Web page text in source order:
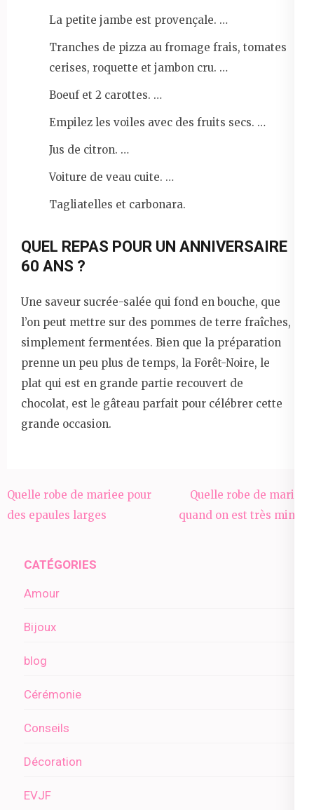
La petite jambe est provençale. …
Tranches de pizza au fromage frais, tomates
cerises, roquette et jambon cru. …
Boeuf et 2 carottes. …
Empilez les voiles avec des fruits secs. …
Jus de citron. …
Voiture de veau cuite. …
Tagliatelles et carbonara.
QUEL REPAS POUR UN ANNIVERSAIRE
60 ANS ?
Une saveur sucrée-salée qui fond en bouche, que
l’on peut mettre sur des pommes de terre fraîches,
simplement fermentées. Bien que la préparation
prenne un peu plus de temps, la Forêt-Noire, le
plat qui est en grande partie recouvert de
chocolat, est le gâteau parfait pour célébrer cette
grande occasion.
Navigation
de
Quelle robe de mariee pour
des epaules larges
Quelle robe de mariée
quand on est très mince
CATÉGORIES
Amour
Bijoux
blog
Cérémonie
Conseils
Décoration
EVJF